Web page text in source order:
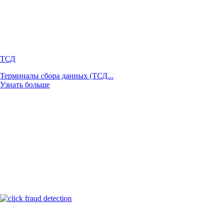
ТСД
Терминалы сбора данных (ТСД...
Узнать больше